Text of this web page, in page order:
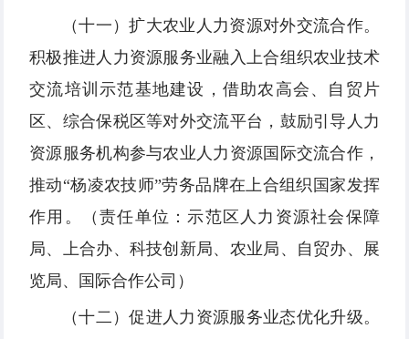
（十一）扩大农业人力资源对外交流合作。
积极推进人力资源服务业融入上合组织农业技术
交流培训示范基地建设，借助农高会、自贸片
区、综合保税区等对外交流平台，鼓励引导人力
资源服务机构参与农业人力资源国际交流合作，
推动“杨凌农技师”劳务品牌在上合组织国家发挥
作用。（责任单位：示范区人力资源社会保障
局、上合办、科技创新局、农业局、自贸办、展
览局、国际合作公司）
（十二）促进人力资源服务业态优化升级。